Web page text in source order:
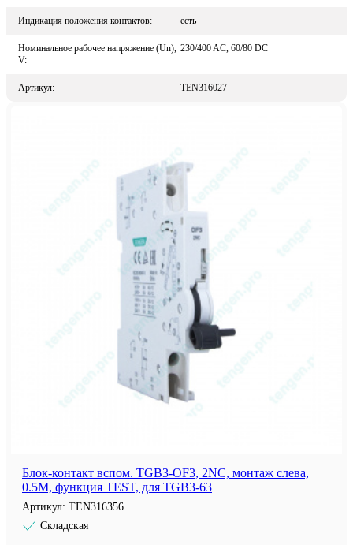
Индикация положения контактов: есть
Номинальное рабочее напряжение (Un),
V:
230/400 AC, 60/80 DC
Артикул: TEN316027
Блок-контакт вспом. TGB3-OF3, 2NC, монтаж слева,
0.5M, функция TEST, для TGB3-63
Артикул: TEN316356
Складская